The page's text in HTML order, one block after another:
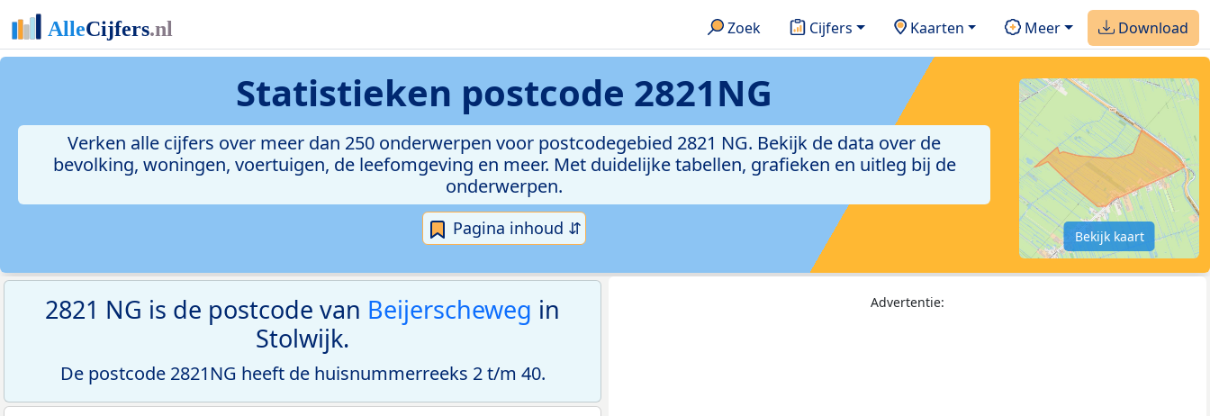
Zoek Cijfers Kaarten Meer Download
Statistieken postcode 2821NG
Verken alle cijfers over meer dan 250 onderwerpen voor postcodegebied 2821 NG. Bekijk de data over de
bevolking, woningen, voertuigen, de leefomgeving en meer. Met duidelijke tabellen, grafieken en uitleg bij de
onderwerpen.
Pagina inhoud ⇵ Bekijk kaart
2821 NG is de postcode van Beijerscheweg in
Stolwijk.
De postcode 2821NG heeft de huisnummerreeks 2 t/m 40.
Advertentie: